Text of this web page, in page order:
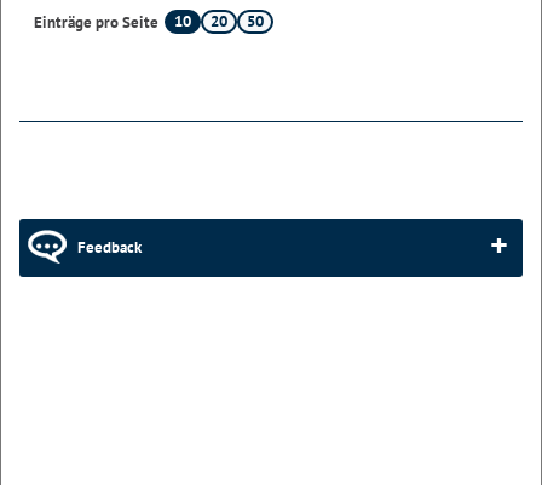
Einträge pro Seite
10 20 50
Feedback